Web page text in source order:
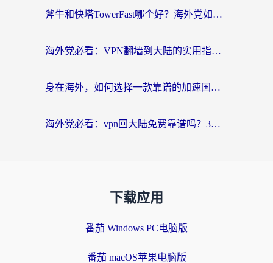
斧牛和快塔TowerFast哪个好？海外党如何选对回国加速器
海外党必看：VPN翻墙到大陆的实用指南——从看CCTV5到选加速器，一篇全搞定
身在海外，如何选择一款靠谱的加速国内网络的加速器？
海外党必看：vpn回大陆免费靠谱吗？3步选对加速器实现无缝刷国内资源
下载应用
番茄 Windows PC电脑版
番茄 macOS苹果电脑版